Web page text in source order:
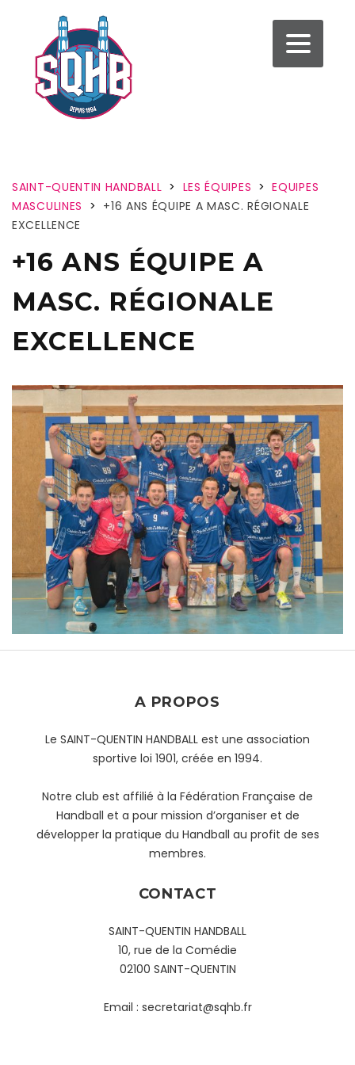
SAINT-QUENTIN HANDBALL > LES ÉQUIPES > EQUIPES
MASCULINES > +16 ANS ÉQUIPE A MASC. RÉGIONALE
EXCELLENCE
+16 ANS ÉQUIPE A
MASC. RÉGIONALE
EXCELLENCE
A PROPOS
Le SAINT-QUENTIN HANDBALL est une association
sportive loi 1901, créée en 1994.
Notre club est affilié à la Fédération Française de
Handball et a pour mission d’organiser et de
développer la pratique du Handball au profit de ses
membres.
CONTACT
SAINT-QUENTIN HANDBALL
10, rue de la Comédie
02100 SAINT-QUENTIN
Email : secretariat@sqhb.fr